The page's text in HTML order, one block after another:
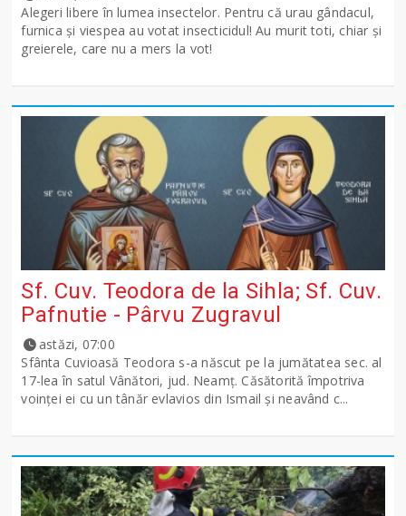
Alegeri libere în lumea insectelor. Pentru că urau gândacul,
furnica și viespea au votat insecticidul! Au murit toti, chiar și
greierele, care nu a mers la vot!
Sf. Cuv. Teodora de la Sihla; Sf. Cuv.
Pafnutie - Pârvu Zugravul
astăzi, 07:00
Sfânta Cuvioasă Teodora s-a născut pe la jumătatea sec. al
17-lea în satul Vânători, jud. Neamţ. Căsătorită împotriva
voinţei ei cu un tânăr evlavios din Ismail şi neavând c...